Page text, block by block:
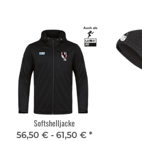
Softshelljacke
56,50 € - 61,50 € *